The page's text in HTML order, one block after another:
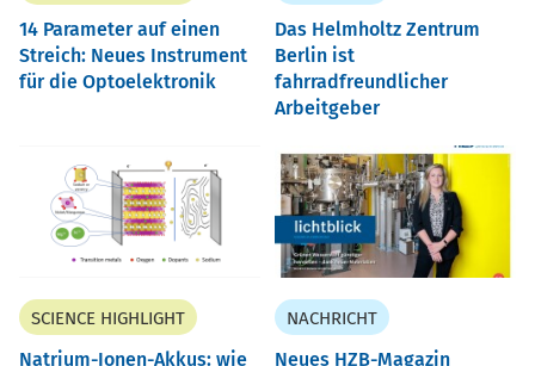
14 Parameter auf einen
Streich: Neues Instrument
für die Optoelektronik
Das Helmholtz Zentrum
Berlin ist
fahrradfreundlicher
Arbeitgeber
SCIENCE HIGHLIGHT
Natrium-Ionen-Akkus: wie
NACHRICHT
Neues HZB-Magazin